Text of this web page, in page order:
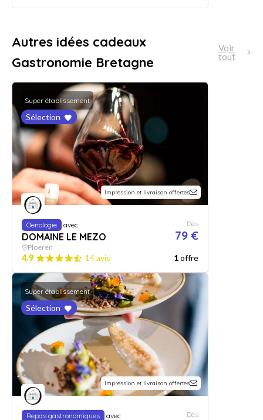
Autres idées cadeaux
Gastronomie Bretagne
Voir
tout
Super établissement
Sélection
Impression et livraison offertes
Oenologie avec
DOMAINE LE MEZO
Dès
79 €
Ploeren
4.9 14 avis 1offre
Super établissement
Sélection
Impression et livraison offertes
Repas gastronomiques avec Dès